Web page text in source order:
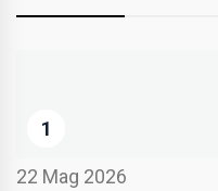
1
22 Mag 2026